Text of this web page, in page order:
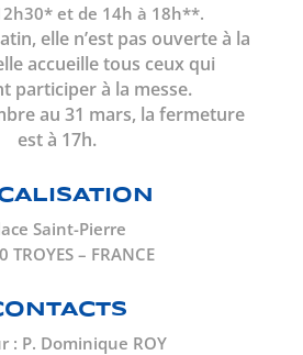
et de 14h à 18h**.
elle n’est pas ouverte à la
accueille tous ceux qui
participer à la messe.
au 31 mars, la fermeture
est à 17h.
Saint-Pierre
TROYES – FRANCE
: P. Dominique ROY